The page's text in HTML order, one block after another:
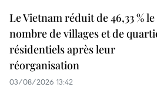
Le Vietnam réduit de 46,33 % le
nombre de villages et de
résidentiels après leur
réorganisation
03/08/2026 13:42